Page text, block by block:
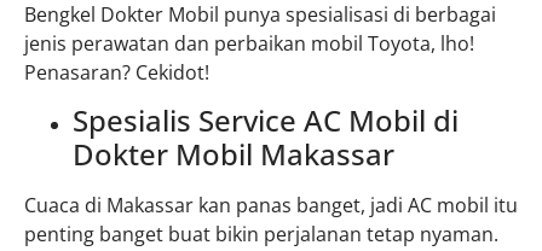
Bengkel Dokter Mobil punya spesialisasi di berbagai
jenis perawatan dan perbaikan mobil Toyota, lho!
Penasaran? Cekidot!
Spesialis Service AC Mobil di
Dokter Mobil Makassar
Cuaca di Makassar kan panas banget, jadi AC mobil itu
penting banget buat bikin perjalanan tetap nyaman.